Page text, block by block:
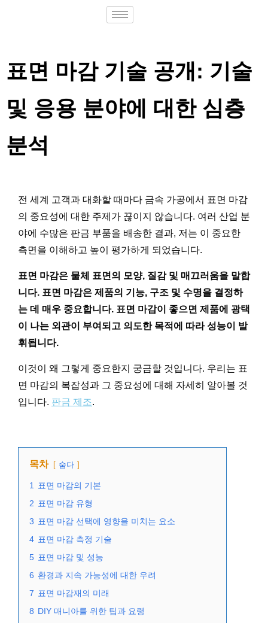
표면 마감 기술 공개: 기술
및 응용 분야에 대한 심층
분석
전 세계 고객과 대화할 때마다 금속 가공에서 표면 마감
의 중요성에 대한 주제가 끊이지 않습니다. 여러 산업 분
야에 수많은 판금 부품을 배송한 결과, 저는 이 중요한
측면을 이해하고 높이 평가하게 되었습니다.
표면 마감은 물체 표면의 모양, 질감 및 매끄러움을 말합
니다. 표면 마감은 제품의 기능, 구조 및 수명을 결정하
는 데 매우 중요합니다. 표면 마감이 좋으면 제품에 광택
이 나는 외관이 부여되고 의도한 목적에 따라 성능이 발
휘됩니다.
이것이 왜 그렇게 중요한지 궁금할 것입니다. 우리는 표
면 마감의 복잡성과 그 중요성에 대해 자세히 알아볼 것
입니다. 판금 제조.
목차 숨다
1
표면 마감의 기본
2 표면 마감 유형
3 표면 마감 선택에 영향을 미치는 요소
4 표면 마감 측정 기술
5 표면 마감 및 성능
6 환경과 지속 가능성에 대한 우려
7 표면 마감재의 미래
8 DIY 매니아를 위한 팁과 요령